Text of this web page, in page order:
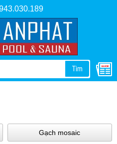
Tìm
Gạch mosaic